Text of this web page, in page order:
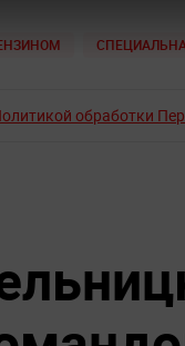
обработки